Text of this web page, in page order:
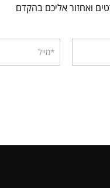
ואחזור אליכם בהקדם